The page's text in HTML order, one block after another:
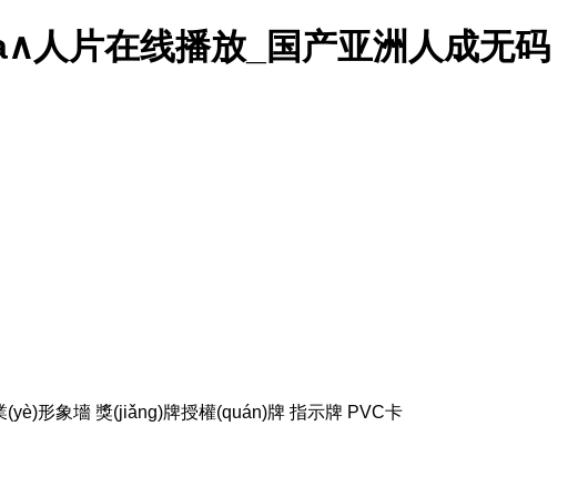
人片在线播放_国产亚洲人成无码
(yè)形象墻 獎(jiǎng)牌授權(quán)牌 指示牌 PVC卡